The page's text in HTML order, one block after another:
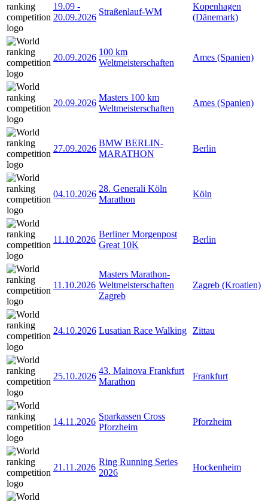
19.09 -
20.09.2026
Straßenlauf-WM
Kopenhagen
(Dänemark)
20.09.2026
100 km
Weltmeisterschaften
Ames (Spanien)
20.09.2026
Masters 100 km
Weltmeisterschaften
Ames (Spanien)
27.09.2026
BMW BERLIN-
MARATHON
Berlin
04.10.2026
28. Generali Köln
Marathon
Köln
11.10.2026
Berliner Morgenpost
Great 10K
Berlin
11.10.2026
Masters Marathon-
Weltmeisterschaften
Zagreb
Zagreb (Kroatien)
24.10.2026 Lusatian Race Walking Zittau
25.10.2026
43. Mainova Frankfurt
Marathon
Frankfurt
14.11.2026
Sparkassen Cross
Pforzheim
Pforzheim
21.11.2026
Ring Running Series
2026
Hockenheim